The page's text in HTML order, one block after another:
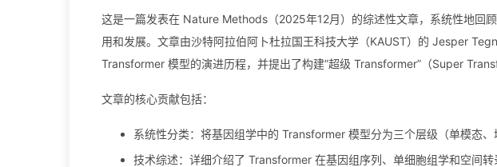
这是一篇发表在 Nature Methods（2025年12月）的综述性文章，系统性地回
用和发展。文章由沙特阿拉伯阿卜杜拉国王科技大学（KAUST）的 Jesper
Transformer 模型的演进历程，并提出了构建”超级 Transformer”（Super
文章的核心贡献包括：
系统性分类：将基因组学中的 Transformer 模型分为三个层级（单模态、
技术综述：详细介绍了 Transformer 在基因组序列、单细胞组学和空间转